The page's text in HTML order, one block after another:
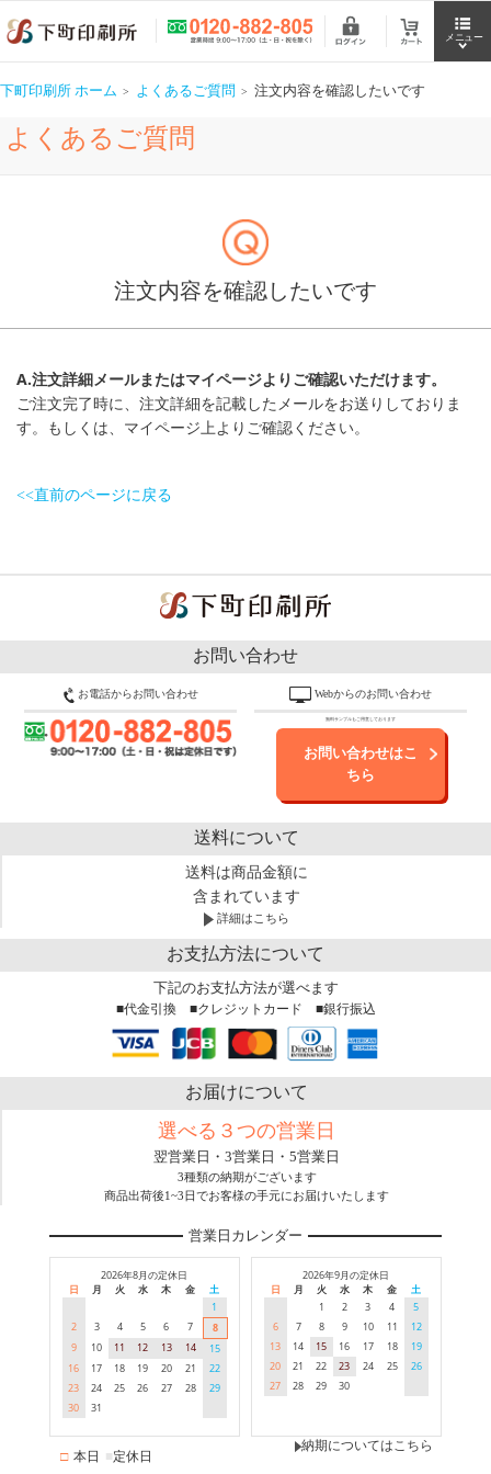
下町印刷所 ホーム よくあるご質問 注文内容を確認したいです
よくあるご質問
注文内容を確認したいです
A.注文詳細メールまたはマイページよりご確認いただけます。
ご注文完了時に、注文詳細を記載したメールをお送りしておりま
す。もしくは、マイページ上よりご確認ください。
<<直前のページに戻る
お問い合わせ
お電話からお問い合わせ Webからのお問い合わせ
無料サンプルもご用意しております
お問い合わせはこ
ちら
送料について
送料は商品金額に
含まれています
詳細はこちら
お支払方法について
下記のお支払方法が選べます
■代金引換 ■クレジットカード ■銀行振込
お届けについて
選べる３つの営業日
翌営業日・3営業日・5営業日
3種類の納期がございます
商品出荷後1~3日でお客様の手元にお届けいたします
営業日カレンダー
2026年8月の定休日
日
月 火 水 木 金
土
1
2
3 4 5 6 7
8
9
10 11 12 13 14
15
16
17 18 19 20 21
22
23
24 25 26 27 28
29
30
31
2026年9月の定休日
日
月 火 水 木 金
土
1
2 3 4
5
6
7 8 9 10 11
12
13
14 15 16 17 18
19
20
21 22 23 24 25
26
27
28 29 30
□ 本日 ■定休日
納期についてはこちら